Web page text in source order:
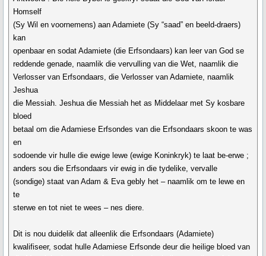
Homself
(Sy Wil en voornemens) aan Adamiete (Sy “saad” en beeld-draers)
kan
openbaar en sodat Adamiete (die Erfsondaars) kan leer van God se
reddende genade, naamlik die vervulling van die Wet, naamlik die
Verlosser van Erfsondaars, die Verlosser van Adamiete, naamlik
Jeshua
die Messiah. Jeshua die Messiah het as Middelaar met Sy kosbare
bloed
betaal om die Adamiese Erfsondes van die Erfsondaars skoon te was
en
sodoende vir hulle die ewige lewe (ewige Koninkryk) te laat be-erwe ;
anders sou die Erfsondaars vir ewig in die tydelike, vervalle
(sondige) staat van Adam & Eva gebly het – naamlik om te lewe en
te
sterwe en tot niet te wees – nes diere.
Dit is nou duidelik dat alleenlik die Erfsondaars (Adamiete)
kwalifiseer, sodat hulle Adamiese Erfsonde deur die heilige bloed van